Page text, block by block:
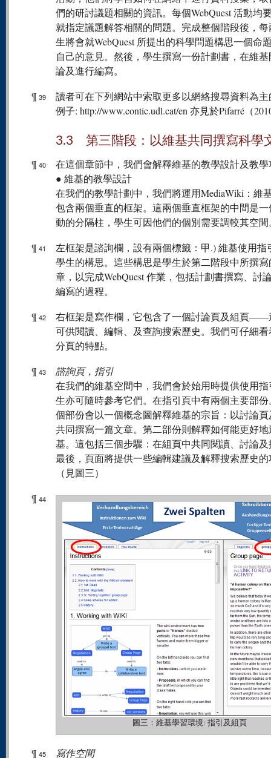
們的研討議題相關的資訊。每個WebQuest 活動均
就指定議題解答相關的問題。完成整個階段後，
生將會就WebQuest 所提出的科學問題構思一個命
自己的意見。然後，學生撰寫一份計劃書，在維
論及進行編寫。
¶ 39
讀者可在下列網站中索取更多以網絡搜尋資料為
例子: http://www.contic.udl.cat/en 亦見於Pifarré（
3.3 第三階段：以維基共同撰寫科學
¶ 40
在這個章節中，我們會解釋維基的教學設計及教
● 維基的教學設計
在我們的教學計劃中，我們將運用MediaWiki：維
包含兩個垂直的框架。這兩個垂直框架的中間是
動的分隔柱，學生可因他們的個別需要調較其空間
¶ 41
左框架是諮詢欄，設有兩個標籤：甲.) 維基使用指
學生的構思。這些構思是學生於第二階段中所撰寫
章，以完成WebQuest 作業，包括計劃書撰寫、討
編寫的過程。
¶ 42
右框架是寫作欄，它包含了一個討論頁及組頁——
可供閱讀、編輯、及查詢搜索歷史。我們可仔細
分頁的特點。
¶ 43
諮詢頁，指引
在我們的維基空間中，我們會於始用時提供使用
生亦可隨時參考它們。在指引頁中有兩個主要部
個部份會以一個概念圖解釋維基的宗旨：以討論
共同撰寫一篇文章。第二部份則解釋如何能更好
基。這包括三個步驟：在組頁中共同閱讀、討論
最後，頁面將提供一些編輯建議及解釋搜索歷史
（見圖三）
¶ 44
圖三：維基學習環境: 指引及組頁
¶ 45 寫作空間